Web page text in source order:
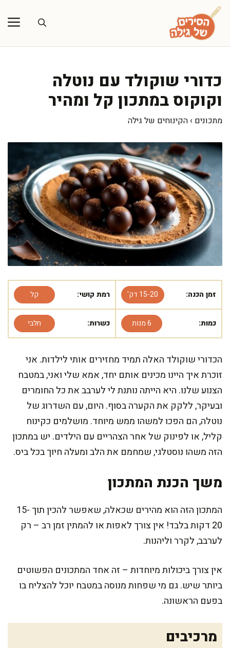
לדלג
לתוכן
כדורי שוקולד עם נוטלה
וקוקוס במתכון קל ומהיר
מתכונים › הקינוחים של גילה
זמן הכנה: 15-20 דק' רמת קושי: קל
כמות: 6 מנות כשרות: חלבי
הכדורי שוקולד האלה תמיד מחזירים אותי לילדות. אני
זוכרת איך היינו מכינים אותם יחד, אמא שלי ואני, במטבח
הצנוע שלנו. היא הייתה נותנת לי לערבב את כל החומרים
ובעיקר, ללקק את הקערה בסוף. היום, עם השדרוג של
נוטלה, הם הפכו למשהו ממש מיוחד. מושלמים כקינוח
קליל, או לפינוק של אחר הצהריים עם הילדים. יש במתכון
הזה משהו נוסטלגי, שמחמם את הלב ומעלה חיוך בכל ביס.
משך הכנת המתכון
המתכון הזה הוא מהירים שכאלה, שאפשר להכין תוך 15-
20 דקות בלבד! אין צורך לאפות או להמתין זמן רב – רק
לערבב, לקרר וליהנות.
אין צורך ביכולות מיוחדות – זה אחד המתכונים הפשוטים
ביותר שיש. גם מי שפחות מנוסה במטבח יוכל להצליח בו
בפעם הראשונה.
מרכיבים